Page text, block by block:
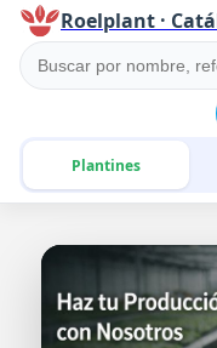
Roelplant ·
Plantines